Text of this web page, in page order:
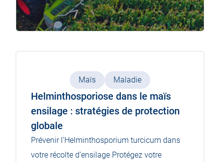
Maïs Maladie
Helminthosporiose dans le maïs
ensilage : stratégies de protection
globale
Prévenir l’Helminthosporium turcicum dans
votre récolte d’ensilage Protégez votre